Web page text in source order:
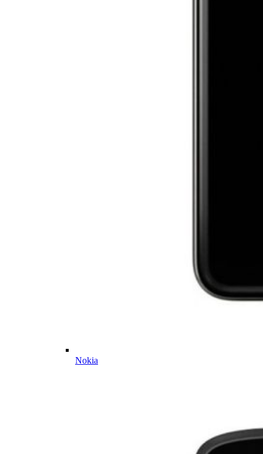
Nokia